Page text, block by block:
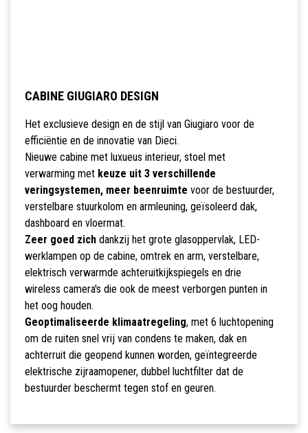
CABINE GIUGIARO DESIGN
Het exclusieve design en de stijl van Giugiaro voor de
efficiëntie en de innovatie van Dieci.
Nieuwe cabine met luxueus interieur, stoel met
verwarming met keuze uit 3 verschillende
veringsystemen, meer beenruimte voor de bestuurder,
verstelbare stuurkolom en armleuning, geïsoleerd dak,
dashboard en vloermat.
Zeer goed zichdankzij het grote glasoppervlak, LED-
werklampen op de cabine, omtrek en arm, verstelbare,
elektrisch verwarmde achteruitkijkspiegels en drie
wireless camera's die ook de meest verborgen punten in
het oog houden.
Geoptimaliseerde klimaatregeling, met 6 luchtopening
om de ruiten snel vrij van condens te maken, dak en
achterruit die geopend kunnen worden, geïntegreerde
elektrische zijraamopener, dubbel luchtfilter dat de
bestuurder beschermt tegen stof en geuren.